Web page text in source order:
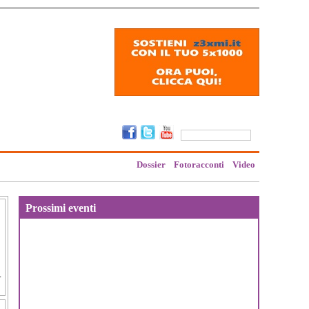
Dossier Fotoracconti Video
Prossimi eventi